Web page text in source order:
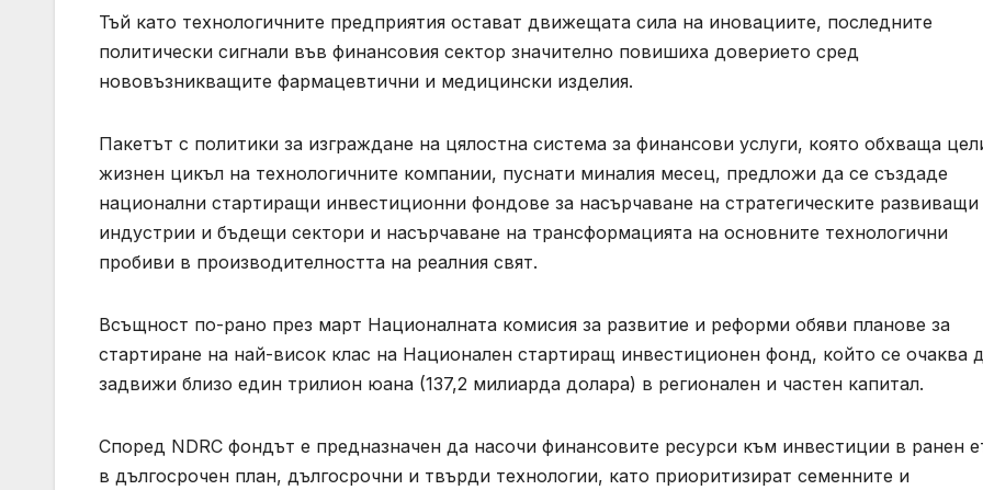
Тъй като технологичните предприятия остават движещата сила на иновациите, последните
политически сигнали във финансовия сектор значително повишиха доверието сред
нововъзникващите фармацевтични и медицински изделия.
Пакетът с политики за изграждане на цялостна система за финансови услуги, която обхваща
жизнен цикъл на технологичните компании, пуснати миналия месец, предложи да се създаде
национални стартиращи инвестиционни фондове за насърчаване на стратегическите развиващи
индустрии и бъдещи сектори и насърчаване на трансформацията на основните технологични
пробиви в производителността на реалния свят.
Всъщност по-рано през март Националната комисия за развитие и реформи обяви планове за
стартиране на най-висок клас на Национален стартиращ инвестиционен фонд, който се очаква
задвижи близо един трилион юана (137,2 милиарда долара) в регионален и частен капитал.
Според NDRC фондът е предназначен да насочи финансовите ресурси към инвестиции в ранен
в дългосрочен план, дългосрочни и твърди технологии, като приоритизират семенните и